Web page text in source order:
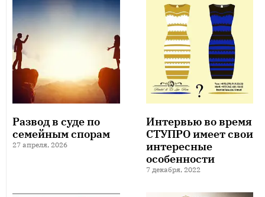
Развод в суде по
семейным спорам
27 апреля, 2026
Интервью во время
СТУПРО имеет свои
интересные
особенности
7 декабря, 2022